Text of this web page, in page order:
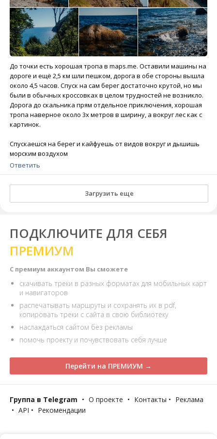
До точки есть хорошая тропа в maps.me. Оставили машины на
дороге и ещё 2,5 км шли пешком, дорога в обе стороны вышла
около 4,5 часов. Спуск на сам берег достаточно крутой, но мы
были в обычных кроссовках в целом трудностей не возникло.
Дорога до скальника прям отдельное приключения, хорошая
тропа наверное около 3х метров в ширину, а вокруг лес как с
картинок.
Спускаешся на берег и кайфуешь от видов вокруг и дышишь
морским воздухом
Ответить
Загрузить еще
ПОДКЛЮЧИТЕ ДЛЯ СЕБЯ
ПРЕМИУМ
С премиум аккаунтом Вы сможете
скачивать треки в разных форматах для мобильных карт
и навигаторов
распечатывать маршруты и сохранять их в pdf,
копировать треки с сайта в свою библиотеку
наслаждаться сайтом без рекламы
помочь проекту и почувствовать себя лучше
Перейти на ПРЕМИУМ →
Группа в Telegram • О проекте • Контакты • Реклама
• API • Рекомендации